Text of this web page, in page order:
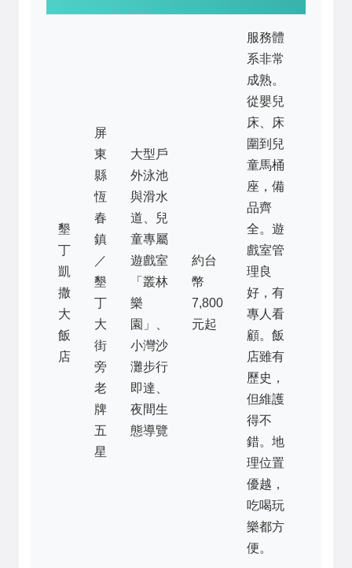
墾
丁
凱
撒
大
飯
店
屏
東
縣
恆
春
鎮
／
墾
丁
大
街
旁
老
牌
五
星
大型戶
外泳池
與滑水
道、兒
童專屬
遊戲室
「叢林
樂
園」、
小灣沙
灘步行
即達、
夜間生
態導覽
約台
幣
7,800
元起
服務體
系非常
成熟。
從嬰兒
床、床
圍到兒
童馬桶
座，備
品齊
全。遊
戲室管
理良
好，有
專人看
顧。飯
店雖有
歷史，
但維護
得不
錯。地
理位置
優越，
吃喝玩
樂都方
便。